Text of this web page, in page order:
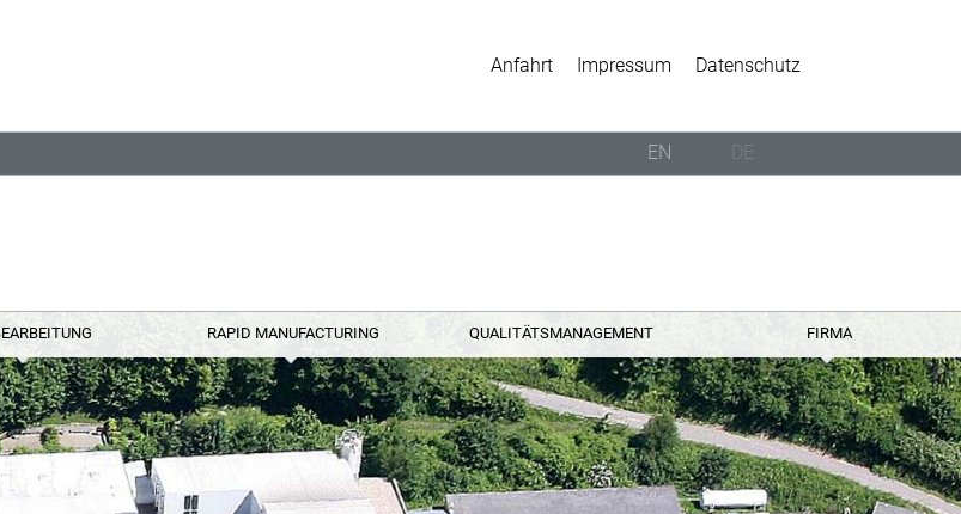
Anfahrt Impressum Datenschutz
EN DE
RAPID MANUFACTURING QUALITÄTSMANAGEMENT FIRMA